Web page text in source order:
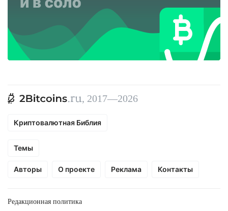
, 2017—2026
Криптовалютная Библия
Темы
Авторы О проекте Реклама Контакты
Редакционная политика